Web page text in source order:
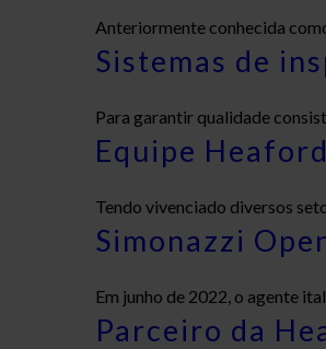
Anteriormente conhecida
Sistemas de
Para garantir qualidade
Equipe
Tendo vivenciado diversos
Simonazzi
Em junho de 2022, o agente
Parceiro da